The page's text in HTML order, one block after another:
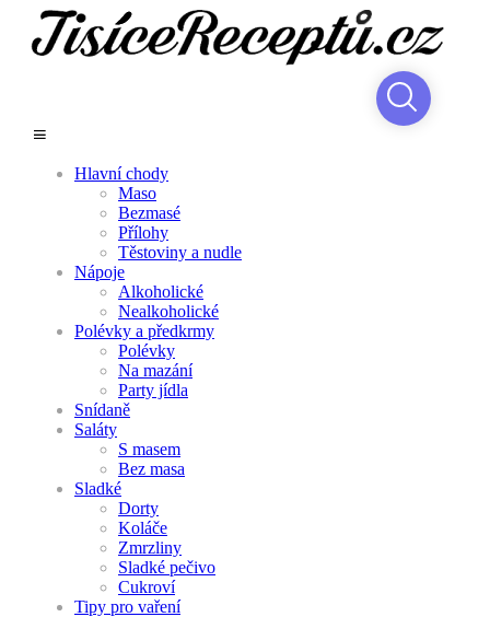
Hlavní chody
Maso
Bezmasé
Přílohy
Těstoviny a nudle
Nápoje
Alkoholické
Nealkoholické
Polévky a předkrmy
Polévky
Na mazání
Party jídla
Snídaně
Saláty
S masem
Bez masa
Sladké
Dorty
Koláče
Zmrzliny
Sladké pečivo
Cukroví
Tipy pro vaření